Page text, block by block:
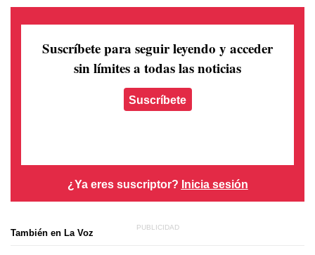
Suscríbete para seguir leyendo y acceder
sin límites a todas las noticias
Suscríbete
¿Ya eres suscriptor? Inicia sesión
También en La Voz